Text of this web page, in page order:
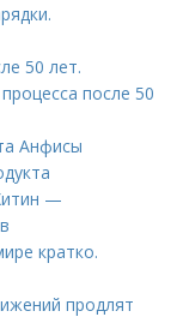
50 лет.
после 50
Анфисы
—
кратко.
продлят